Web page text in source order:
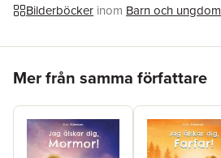
Översättare
Bilderböcker inom Barn och ungdom
Mer från samma författare